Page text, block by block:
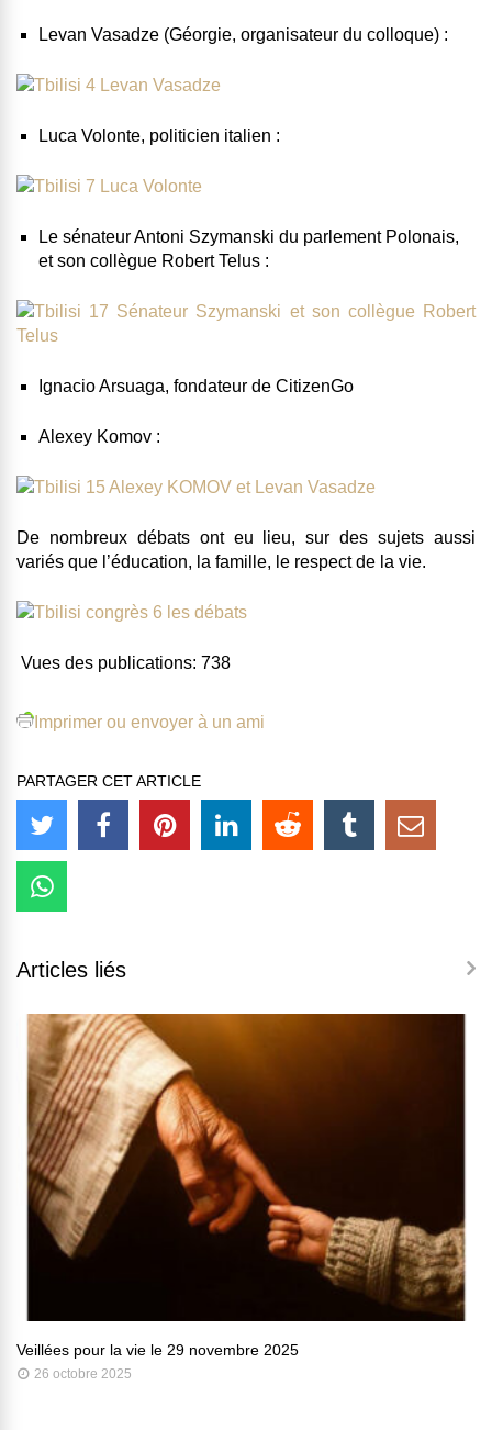
Levan Vasadze (Géorgie, organisateur du colloque) :
Luca Volonte, politicien italien :
Le sénateur Antoni Szymanski du parlement Polonais,
et son collègue Robert Telus :
Ignacio Arsuaga, fondateur de CitizenGo
Alexey Komov :
De nombreux débats ont eu lieu, sur des sujets aussi
variés que l’éducation, la famille, le respect de la vie.
Vues des publications: 738
Imprimer ou envoyer à un ami
PARTAGER CET ARTICLE
Articles liés
Veillées pour la vie le 29 novembre 2025
26 octobre 2025